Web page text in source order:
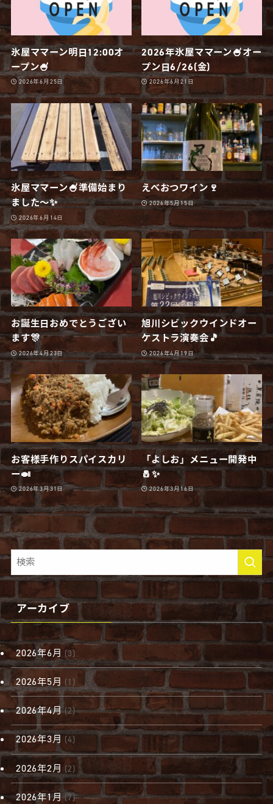
氷屋ママーン明日12:00オ
ープン🍧
2026年6月25日
2026年氷屋ママーン🍧オー
プン日6/26(金)
2026年6月21日
氷屋ママーン🍧準備始まり
ました〜✨
2026年6月14日
えべおつワイン🍷
2026年5月15日
お誕生日おめでとうござい
ます🎊
2026年4月23日
旭川シビックウインドオー
ケストラ演奏会🎵
2026年4月19日
お客様手作りスパイスカリ
ー🍛
2026年3月31日
「よしお」メニュー開発中
🧂✨
2026年3月16日
アーカイブ
2026年6月 (3)
2026年5月 (1)
2026年4月(2)
2026年3月 (4)
2026年2月 (2)
2026年1月(7)